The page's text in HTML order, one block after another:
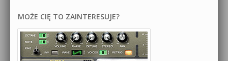
MOŻE CIĘ TO ZAINTERESUJE?